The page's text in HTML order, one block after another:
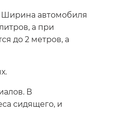
Ширина автомобиля
а при
до 2 метров, a
В
сидящего, и